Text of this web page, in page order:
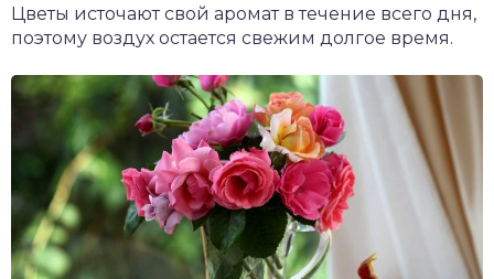
Цветы источают свой аромат в течение всего дня,
поэтому воздух остается свежим долгое время.